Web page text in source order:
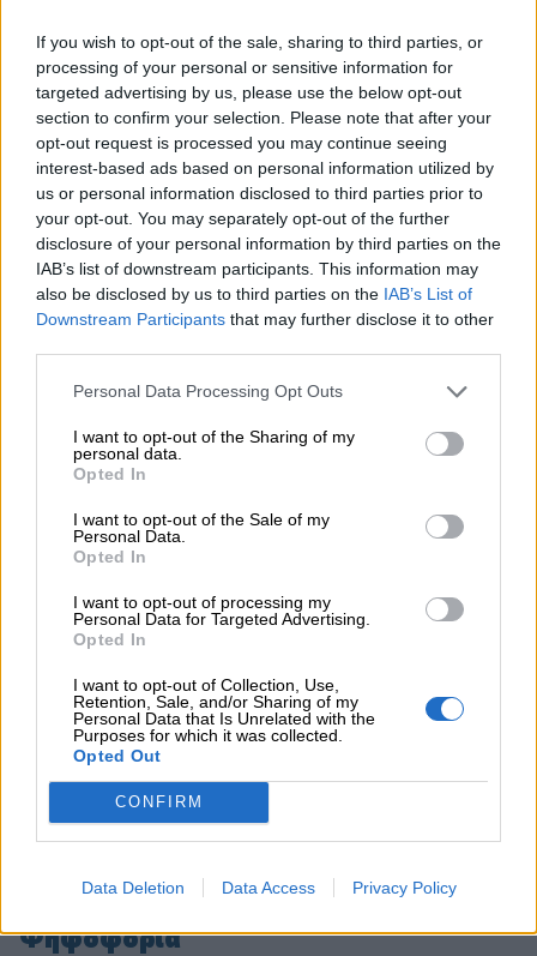
If you wish to opt-out of the sale, sharing to third parties, or
processing of your personal or sensitive information for
targeted advertising by us, please use the below opt-out
section to confirm your selection. Please note that after your
opt-out request is processed you may continue seeing
interest-based ads based on personal information utilized by
us or personal information disclosed to third parties prior to
your opt-out. You may separately opt-out of the further
disclosure of your personal information by third parties on the
IAB’s list of downstream participants. This information may
also be disclosed by us to third parties on the IAB’s List of
Downstream Participants that may further disclose it to other
Personal Data Processing Opt Outs
I want to opt-out of the Sharing of my
personal data.
Opted In
I want to opt-out of the Sale of my
Personal Data.
Opted In
I want to opt-out of processing my
Personal Data for Targeted Advertising.
Opted In
I want to opt-out of Collection, Use,
Retention, Sale, and/or Sharing of my
Personal Data that Is Unrelated with the
Purposes for which it was collected.
Opted Out
CONFIRM
Data Deletion Data Access Privacy Policy
05.08.2026 - 13:37
Randy Schekman, Νομπελίστας Ιατρικής: «Σε πέντε χρόνια
μπορεί να έχουμε θεραπεία που αναστέλλει την εξέλιξη του
Πάρκινσον»
05.08.2026 - 12:33
Ε.Ε και παράνομη μετανάστευση: προτάσεις και δράσεις με
παρονομαστή το κοινό συμφέρον
05.08.2026 - 12:11
Αντώνης Βουκλαρής - «ΕΡΡΙΚΟΣ ΝΤΥΝΑΝ»
05.08.2026 - 11:30
διαμεσολαβητών
Ψηφοφορία